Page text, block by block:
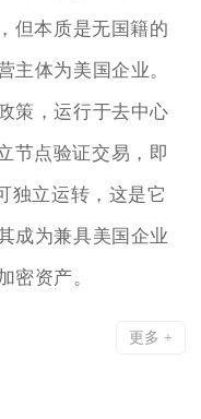
但本质是无国籍的
主体为美国企业。
策，运行于去中心
节点验证交易，即
独立运转，这是它
成为兼具美国企业
密资产。
更多 +